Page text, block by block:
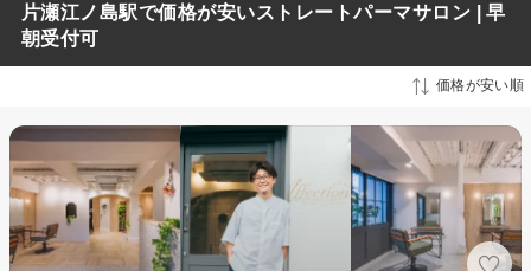
片瀬江ノ島駅で価格が安いストレートパーマサロン | 早
朝受付可
価格が安い順